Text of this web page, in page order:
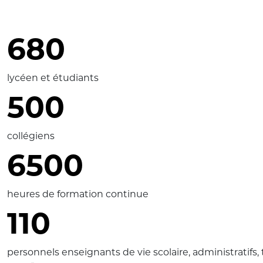
680
lycéen et étudiants
500
collégiens
6500
heures de formation continue
110
personnels enseignants de vie scolaire,